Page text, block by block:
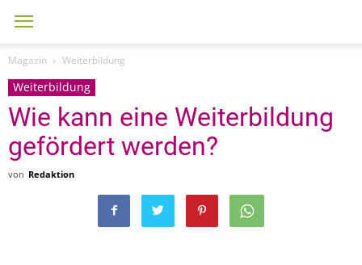
Magazin Weiterbildung
Weiterbildung
Wie kann eine Weiterbildung
gefördert werden?
von Redaktion